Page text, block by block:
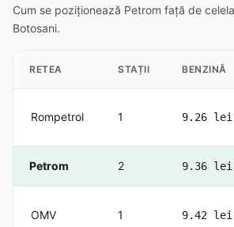
Cum se poziționează Petrom față de
Botosani.
RETEA STAȚII BENZINĂ
Rompetrol 1 9.26 lei
Petrom 2 9.36 lei
OMV 1 9.42 lei